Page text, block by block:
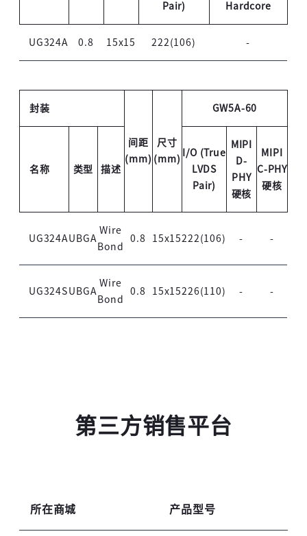
Pair)
Hardcore
UG324A 0.8 15x15 222(106) -
封装
间距
(mm)
尺寸
(mm)
GW5A-60
名称 类型 描述
I/O (True
LVDS
Pair)
MIPI
D-
PHY
硬核
MIPI
C-PHY
硬核
UG324A UBGA
Wire
Bond
0.8 15x15222(106) - -
UG324S UBGA
Wire
Bond
0.8 15x15226(110) - -
第三方销售平台
所在商城 产品型号